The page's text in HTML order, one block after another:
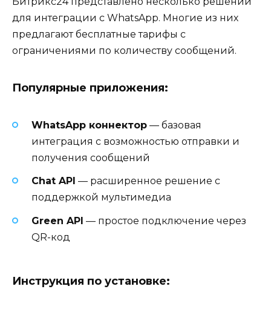
для интеграции с WhatsApp. Многие из них
предлагают бесплатные тарифы с
ограничениями по количеству сообщений.
Популярные приложения:
WhatsApp коннектор — базовая
интеграция с возможностью отправки и
получения сообщений
Chat API — расширенное решение с
поддержкой мультимедиа
Green API — простое подключение через
QR-код
Инструкция по установке: